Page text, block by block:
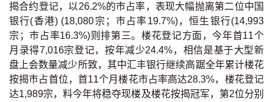
网上申请按揭转介
条款及细则
私隐政策
揭合约登记，以26.2%的巿占率，表现大幅抛离第二位中国
银行(香港) (18,080宗；巿占率19.7%)，恒生银行(14,993
宗；巿占率16.3%)则排第三。楼花登记方面，今年首11个
月录得7,016宗登记，按年减少24.4%，相信是基于大型新
盘上会数量减少所致，其中汇丰银行继续高踞全年累计楼花
按揭巿占首位，首11个月楼花市占率高达28.3%，楼花登记
达1,989宗，料今年将稳夺现楼及楼花按揭冠军，第2位分别